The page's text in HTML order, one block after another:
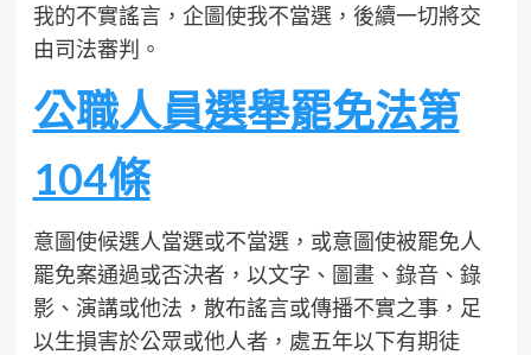
我的不實謠言，企圖使我不當選，後續一切將交
由司法審判。
公職人員選舉罷免法第
104條
意圖使候選人當選或不當選，或意圖使被罷免人
罷免案通過或否決者，以文字、圖畫、錄音、錄
影、演講或他法，散布謠言或傳播不實之事，足
以生損害於公眾或他人者，處五年以下有期徒